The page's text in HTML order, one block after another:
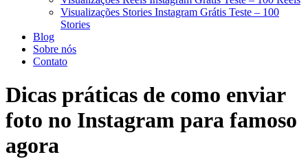
Visualizações Stories Instagram Grátis Teste – 100
Stories
Blog
Sobre nós
Contato
Dicas práticas de como enviar
foto no Instagram para famoso
agora